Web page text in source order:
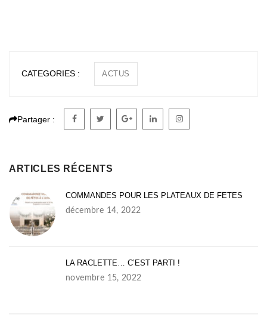
CATEGORIES : ACTUS
Partager :
ARTICLES RÉCENTS
COMMANDES POUR LES PLATEAUX DE FETES
décembre 14, 2022
LA RACLETTE… C’EST PARTI !
novembre 15, 2022